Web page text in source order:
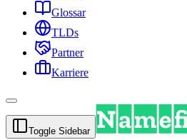
Glossar
TLDs
Partner
Karriere
Toggle Sidebar